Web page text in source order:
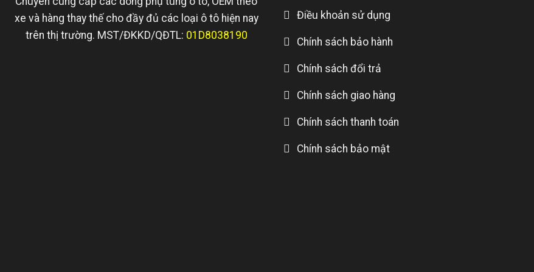
xe và hàng thay thế cho đầy đủ các loại ô tô hiện nay
trên thị trường. MST/ĐKKD/QĐTL: 01D8038190
Điều khoản sử dụng
Chính sách bảo hành
Chính sách đổi trả
Chính sách giao hàng
Chính sách thanh toán
Chính sách bảo mật